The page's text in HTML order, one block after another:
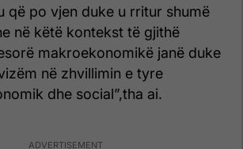
që po vjen duke u rritur shumë
në këtë kontekst të gjithë
makroekonomikë janë duke
në zhvillimin e tyre
dhe social”,tha ai.